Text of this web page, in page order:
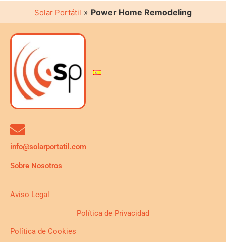
Solar Portátil » Power Home Remodeling
info@solarportatil.com
Sobre Nosotros
Aviso Legal
Política de Privacidad
Política de Cookies